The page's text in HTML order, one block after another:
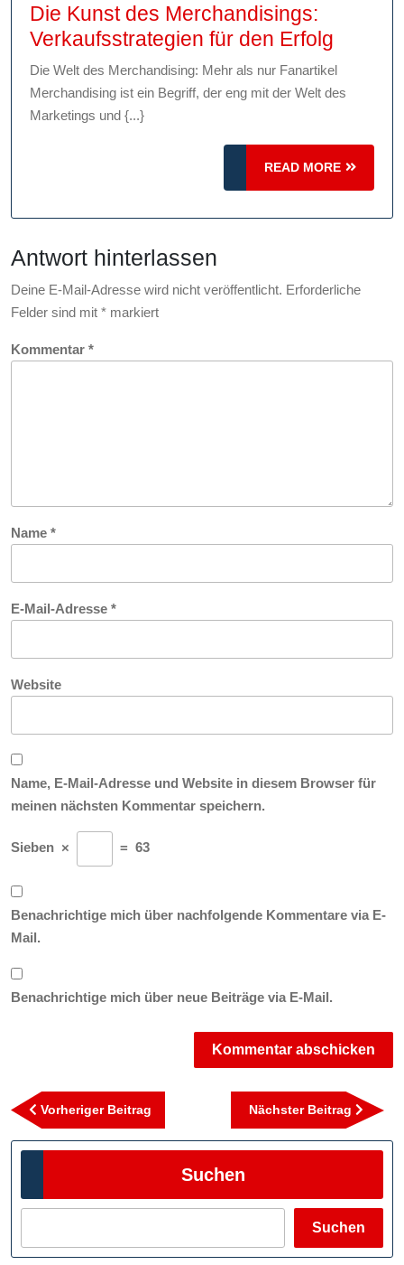
Die Kunst des Merchandisings:
Verkaufsstrategien für den Erfolg
Kunst
des
für
den
Erfolg
Die Welt des Merchandising: Mehr als nur Fanartikel
Merchandising ist ein Begriff, der eng mit der Welt des
Marketings und {...}
READ MORE
READ
MORE
Antwort hinterlassen
Deine E-Mail-Adresse wird nicht veröffentlicht. Erforderliche
Felder sind mit * markiert
Kommentar *
Name *
E-Mail-Adresse *
Website
Name, E-Mail-Adresse und Website in diesem Browser für
meinen nächsten Kommentar speichern.
Sieben × = 63
Benachrichtige mich über nachfolgende Kommentare via E-
Mail.
Benachrichtige mich über neue Beiträge via E-Mail.
Beitragsnavigation
Vorheriger Beitrag
Beitrag
Nächster Beitrag
Suchen
Suchen